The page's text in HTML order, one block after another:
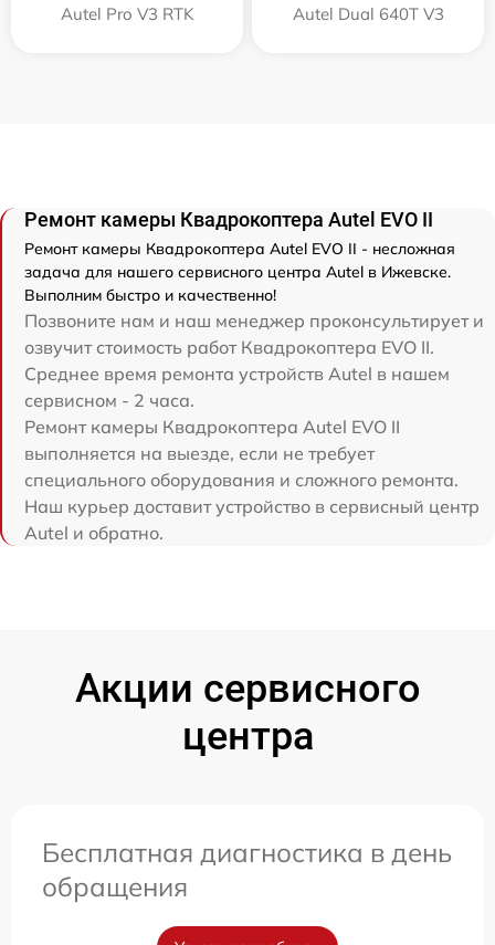
Autel Pro V3 RTK Autel Dual 640T V3
Ремонт камеры Квадрокоптера Autel EVO II
Ремонт камеры Квадрокоптера Autel EVO II - несложная
задача для нашего сервисного центра Autel в Ижевске.
Выполним быстро и качественно!
Позвоните нам и наш менеджер проконсультирует и
озвучит стоимость работ Квадрокоптера EVO II.
Среднее время ремонта устройств Autel в нашем
сервисном - 2 часа.
Ремонт камеры Квадрокоптера Autel EVO II
выполняется на выезде, если не требует
специального оборудования и сложного ремонта.
Наш курьер доставит устройство в сервисный центр
Autel и обратно.
Акции сервисного
центра
Бесплатная диагностика в день
обращения